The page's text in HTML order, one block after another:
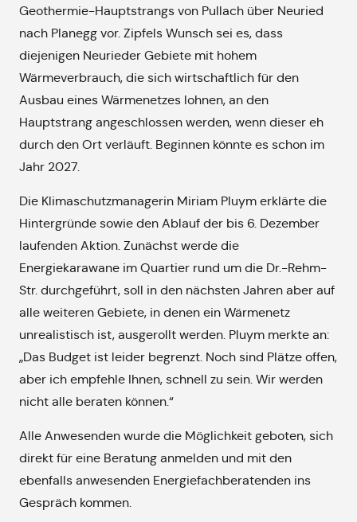
Geothermie-Hauptstrangs von Pullach über Neuried
nach Planegg vor. Zipfels Wunsch sei es, dass
diejenigen Neurieder Gebiete mit hohem
Wärmeverbrauch, die sich wirtschaftlich für den
Ausbau eines Wärmenetzes lohnen, an den
Hauptstrang angeschlossen werden, wenn dieser eh
durch den Ort verläuft. Beginnen könnte es schon im
Jahr 2027.
Die Klimaschutzmanagerin Miriam Pluym erklärte die
Hintergründe sowie den Ablauf der bis 6. Dezember
laufenden Aktion. Zunächst werde die
Energiekarawane im Quartier rund um die Dr.-Rehm-
Str. durchgeführt, soll in den nächsten Jahren aber auf
alle weiteren Gebiete, in denen ein Wärmenetz
unrealistisch ist, ausgerollt werden. Pluym merkte an:
„Das Budget ist leider begrenzt. Noch sind Plätze offen,
aber ich empfehle Ihnen, schnell zu sein. Wir werden
nicht alle beraten können.“
Alle Anwesenden wurde die Möglichkeit geboten, sich
direkt für eine Beratung anmelden und mit den
ebenfalls anwesenden Energiefachberatenden ins
Gespräch kommen.